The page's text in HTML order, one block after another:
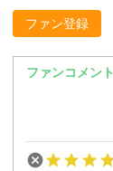
ファン登録
ファンコメント